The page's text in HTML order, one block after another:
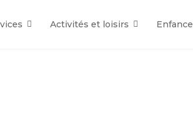
Activités et loisirs Enfance